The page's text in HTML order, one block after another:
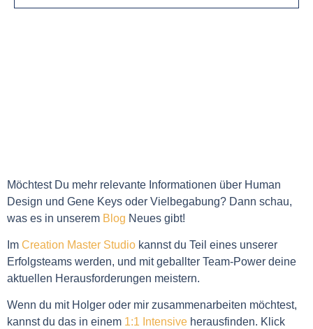
Möchtest Du mehr relevante Informationen über Human
Design und Gene Keys oder Vielbegabung? Dann schau,
was es in unserem Blog Neues gibt!
Im Creation Master Studio kannst du Teil eines unserer
Erfolgsteams werden, und mit geballter Team-Power deine
aktuellen Herausforderungen meistern.
Wenn du mit Holger oder mir zusammenarbeiten möchtest,
kannst du das in einem 1:1 Intensive herausfinden. Klick